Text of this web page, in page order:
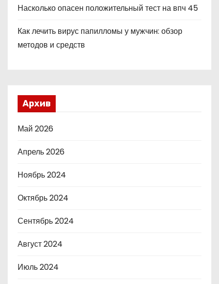
Насколько опасен положительный тест на впч 45
Как лечить вирус папилломы у мужчин: обзор
методов и средств
Архив
Май 2026
Апрель 2026
Ноябрь 2024
Октябрь 2024
Сентябрь 2024
Август 2024
Июль 2024